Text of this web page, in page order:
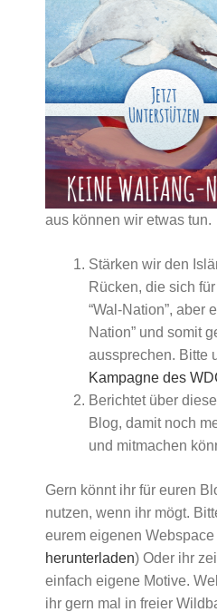
aus können wir etwas tun.
Stärken wir den
Rücken, die sich
“Wal-Nation”, aber
Nation” und somit
aussprechen. Bitte
Kampagne des
Berichtet über
Blog, damit noch
und mitmachen
Gern könnt ihr für euren
nutzen, wenn ihr mögt.
eurem eigenen Webspace
herunterladen) Oder ihr
einfach eigene Motive.
ihr gern mal in freier